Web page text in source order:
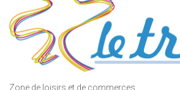
Zone de loisirs et de commerces